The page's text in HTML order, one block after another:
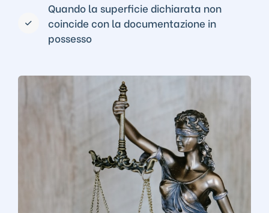
Quando la superficie dichiarata non
coincide con la documentazione in
possesso